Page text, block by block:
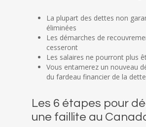
La plupart des dettes non
éliminées
Les démarches de
cesseront
Les salaires ne pourront plus
Vous entamerez un nouveau
du fardeau financier de la dette
Les 6 étapes pour
une faillite au